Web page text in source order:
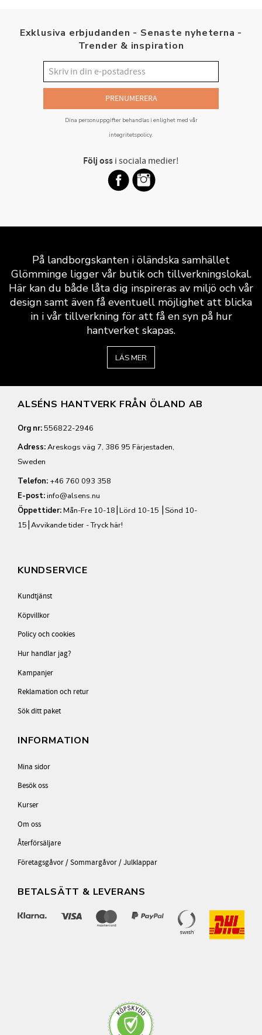
Exklusiva erbjudanden - Senaste nyheterna -
Trender & inspiration
PRENUMERERA
Dina personuppgifter behandlas i enlighet med vår
integritetspolicy.
Följ oss i sociala medier!
På landborgskanten i öländska samhället
Glömminge ligger vår butik och tillverkningslokal.
Här kan du både låta dig inspireras av miljö och vår
design samt även få eventuell möjlighet att blicka
in i vår tillverkning för att få en syn på hur
hantverket skapas.
LÄS MER
ALSÉNS HANTVERK FRÅN ÖLAND AB
Org nr:556822-2946
Adress:Areskogs väg 7, 386 95 Färjestaden,
Sweden
Telefon: +46 760 093 358
E-post:info@alsens.nu
Öppettider:Mån-Fre 10-18⎮Lörd 10-15 ⎮Sönd 10-
15⎮ Avvikande tider - Tryck här!
KUNDSERVICE
Kundtjänst
Köpvillkor
Policy och cookies
Hur handlar jag?
Kampanjer
Reklamation och retur
Sök ditt paket
INFORMATION
Mina sidor
Besök oss
Kurser
Om oss
Återförsäljare
Företagsgåvor / Sommargåvor / Julklappar
BETALSÄTT & LEVERANS